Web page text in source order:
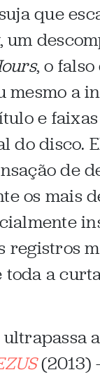
que
, um
, o
mesmo a
e
do disco.
de
os mais
registros
a
(2013)